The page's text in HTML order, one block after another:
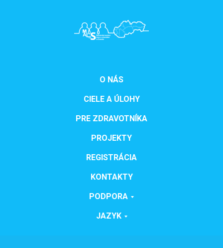
O NÁS
CIELE A ÚLOHY
PRE ZDRAVOTNÍKA
PROJEKTY
REGISTRÁCIA
KONTAKTY
PODPORA
JAZYK